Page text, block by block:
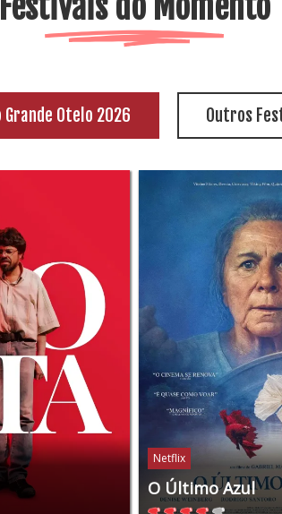
Grande Otelo 2026 Outros
Netflix
O Último Azul